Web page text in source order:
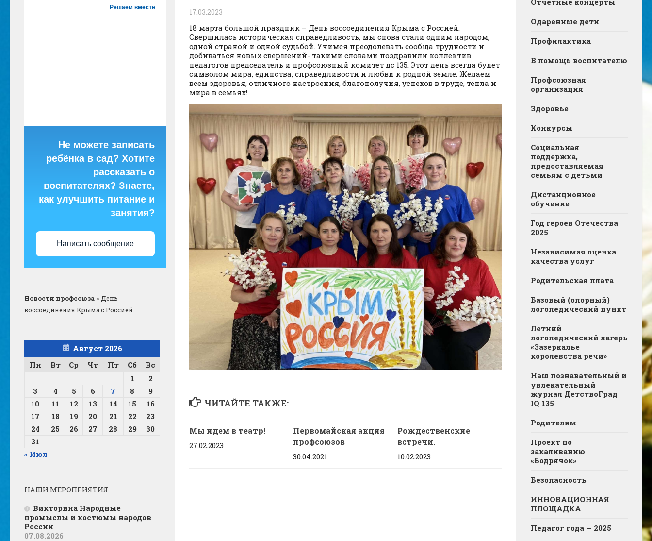
17.03.2023
18 марта большой праздник – День воссоединения Крыма с Россией.
Свершилась историческая справедливость, мы снова стали одним народом,
одной страной и одной судьбой. Учимся преодолевать сообща трудности и
добиваться новых свершений- такими словами поздравили коллектив
педагогов председатель и профсоюзный комитет дс 135. Этот день всегда будет
символом мира, единства, справедливости и любви к родной земле. Желаем
всем здоровья, отличного настроения, благополучия, успехов в труде, тепла и
мира в семьях!
ЧИТАЙТЕ ТАКЖЕ:
Мы идем в театр!
27.02.2023
Первомайская акция
профсоюзов
30.04.2021
Рождественские
встречи.
10.02.2023
Решаем вместе
Не можете записать
ребёнка в сад? Хотите
рассказать о
воспитателях? Знаете,
как улучшить питание и
занятия?
Написать сообщение
Новости профсоюза >День
воссоединения Крыма с Россией
Август 2026
Пн
Вт Ср Чт Пт Сб
Вс
1
2
3
4 5 6 7 8
9
10
11 12 13 14 15
16
17
18 19 20 21 22
23
24
25 26 27 28 29
30
31
« Июл
НАШИ МЕРОПРИЯТИЯ
Викторина Народные
промыслы и костюмы народов
России
07.08.2026
Одаренные дети
Профилактика
В помощь воспитателю
Профсоюзная
организация
Здоровье
Конкурсы
Социальная
поддержка,
предоставляемая
семьям с детьми
Дистанционное
обучение
Год героев Отечества
2025
Независимая оценка
качества услуг
Родительская плата
Базовый (опорный)
логопедический пункт
Летний
логопедический лагерь
«Зазеркалье
королевства речи»
Наш познавательный и
увлекательный
журнал ДетствоГрад
IQ 135
Родителям
Проект по
закаливанию
«Бодрячок»
Безопасность
ИННОВАЦИОННАЯ
ПЛОЩАДКА
Педагог года — 2025